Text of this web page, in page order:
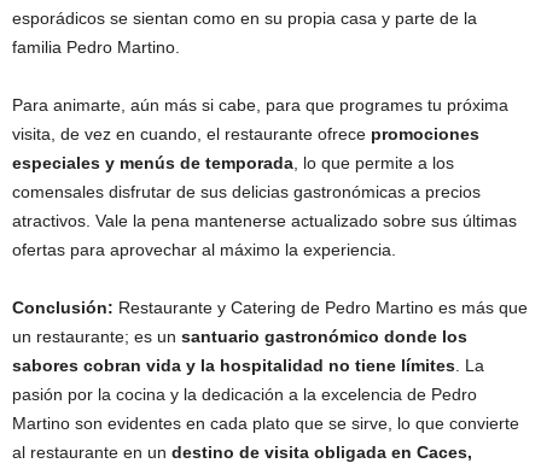
esporádicos se sientan como en su propia casa y parte de la
familia Pedro Martino.
Para animarte, aún más si cabe, para que programes tu próxima
visita, de vez en cuando, el restaurante ofrece promociones
especiales y menús de temporada , lo que permite a los
comensales disfrutar de sus delicias gastronómicas a precios
atractivos. Vale la pena mantenerse actualizado sobre sus últimas
ofertas para aprovechar al máximo la experiencia.
Conclusión: Restaurante y Catering de Pedro Martino es más que
un restaurante; es un santuario gastronómico donde los
sabores cobran vida y la hospitalidad no tiene límites . La
pasión por la cocina y la dedicación a la excelencia de Pedro
Martino son evidentes en cada plato que se sirve, lo que convierte
al restaurante en un destino de visita obligada en Caces,